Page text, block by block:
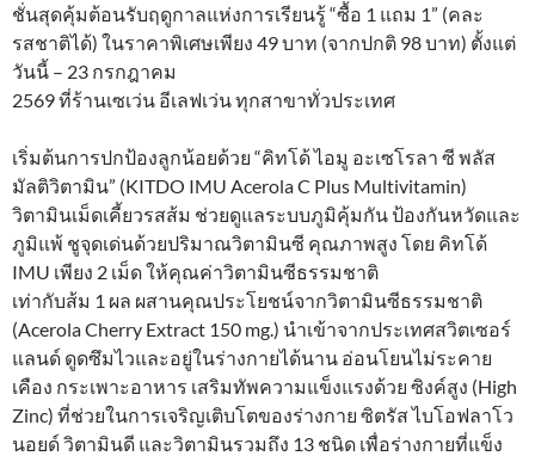
ชั่นสุดคุ้มต้อนรับฤดูกาลแห่งการเรียนรู้ “ซื้อ 1 แถม 1” (คละ
รสชาติได้) ในราคาพิเศษเพียง 49 บาท (จากปกติ 98 บาท) ตั้งแต่
วันนี้ – 23 กรกฎาคม
2569 ที่ร้านเซเว่น อีเลฟเว่น ทุกสาขาทั่วประเทศ
เริ่มต้นการปกป้องลูกน้อยด้วย “คิทโด้ ไอมู อะเซโรลา ซี พลัส
มัลติวิตามิน” (KITDO IMU Acerola C Plus Multivitamin)
วิตามินเม็ดเคี้ยวรสส้ม ช่วยดูแลระบบภูมิคุ้มกัน ป้องกันหวัดและ
ภูมิแพ้ ชูจุดเด่นด้วยปริมาณวิตามินซี คุณภาพสูง โดย คิทโด้
IMU เพียง 2 เม็ด ให้คุณค่าวิตามินซีธรรมชาติ
เท่ากับส้ม 1 ผล ผสานคุณประโยชน์จากวิตามินซีธรรมชาติ
(Acerola Cherry Extract 150 mg.) นำเข้าจากประเทศสวิตเซอร์
แลนด์ ดูดซึมไวและอยู่ในร่างกายได้นาน อ่อนโยนไม่ระคาย
เคือง กระเพาะอาหาร เสริมทัพความแข็งแรงด้วย ซิงค์สูง (High
Zinc) ที่ช่วยในการเจริญเติบโตของร่างกาย ซิตรัส ไบโอฟลาโว
นอยด์ วิตามินดี และวิตามินรวมถึง 13 ชนิด เพื่อร่างกายที่แข็ง